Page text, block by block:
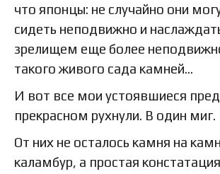
что японцы: не случайно они
сидеть неподвижно и
зрелищем еще более
такого живого сада камней…
И вот все мои устоявшиеся
прекрасном рухнули. В один миг.
От них не осталось камня на
каламбур, а простая